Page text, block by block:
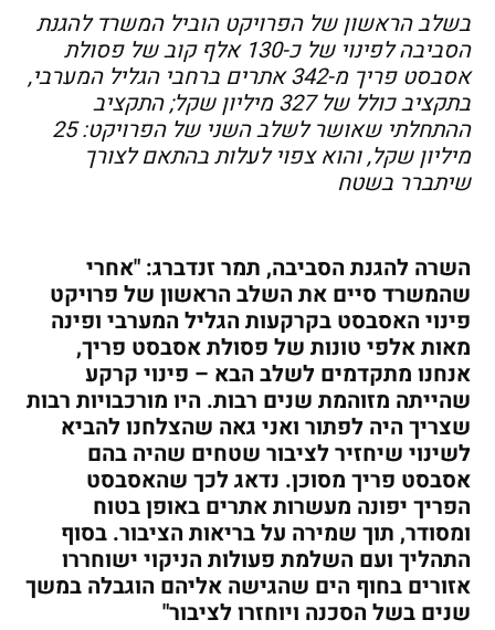
בשלב הראשון של הפרויקט הוביל המשרד להגנת
הסביבה לפינוי של כ-130 אלף קוב של פסולת
אסבסט פריך מ-342 אתרים ברחבי הגליל המערבי,
בתקציב כולל של 327 מיליון שקל; התקציב
ההתחלתי שאושר לשלב השני של הפרויקט: 25
מיליון שקל, והוא צפוי לעלות בהתאם לצורך
שיתברר בשטח
השרה להגנת הסביבה, תמר זנדברג: "אחרי
שהמשרד סיים את השלב הראשון של פרויקט
פינוי האסבסט בקרקעות הגליל המערבי ופינה
מאות אלפי טונות של פסולת אסבסט פריך,
אנחנו מתקדמים לשלב הבא – פינוי קרקע
שהייתה מזוהמת שנים רבות. היו מורכבויות רבות
שצריך היה לפתור ואני גאה שהצלחנו להביא
לשינוי שיחזיר לציבור שטחים שהיה בהם
אסבסט פריך מסוכן. נדאג לכך שהאסבסט
הפריך יפונה מעשרות אתרים באופן בטוח
ומסודר, תוך שמירה על בריאות הציבור. בסוף
התהליך ועם השלמת פעולות הניקוי ישוחררו
אזורים בחוף הים שהגישה אליהם הוגבלה במשך
שנים בשל הסכנה ויוחזרו לציבור"